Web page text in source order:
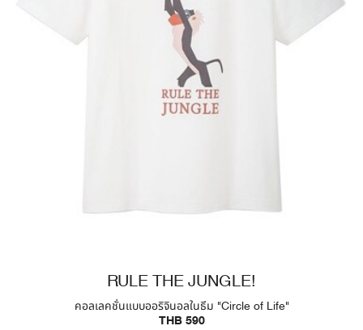
RULE THE JUNGLE!
คอลเลคชั่นแบบออริจินอลในธีม "Circle of Life"
THB 590